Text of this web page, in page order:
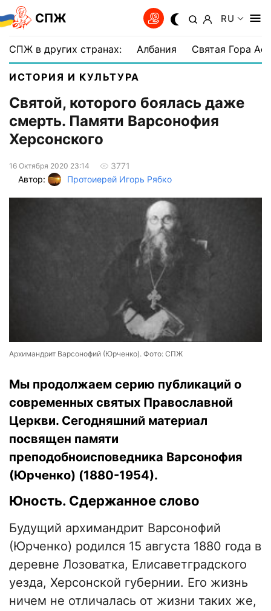
СПЖ RU
СПЖ в других странах: Албания Святая Гора
ИСТОРИЯ И КУЛЬТУРА
Святой, которого боялась даже
смерть. Памяти Варсонофия
Херсонского
16 Октября 2020 23:14
3771
Автор:
Протоиерей Игорь Рябко
Архимандрит Варсонофий (Юрченко). Фото: СПЖ
Мы продолжаем серию публикаций о
современных святых Православной
Церкви. Сегодняшний материал
посвящен памяти
преподобноисповедника Варсонофия
(Юрченко) (1880-1954).
Юность. Сдержанное слово
Будущий архимандрит Варсонофий
(Юрченко) родился 15 августа 1880 года в
деревне Лозоватка, Елисаветградского
уезда, Херсонской губернии. Его жизнь
ничем не отличалась от жизни таких же,